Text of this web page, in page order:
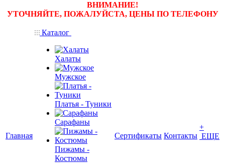
ВНИМАНИЕ!
УТОЧНЯЙТЕ, ПОЖАЛУЙСТА, ЦЕНЫ ПО ТЕЛЕФОНУ
Главная
Каталог
Халаты
Мужское
Платья - Туники
Сарафаны
Пижамы -
Костюмы
Сертификаты Контакты
+
ЕЩЕ